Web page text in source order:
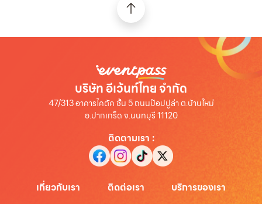
บริษัท อีเว้นท์ไทย จำกัด
47/313 อาคารไคตัค ชั้น 5 ถนนป๊อปปูล่า ต.บ้านใหม่
อ.ปากเกร็ด จ.นนทบุรี 11120
ติดตามเรา :
เกี่ยวกับเรา ติดต่อเรา บริการของเรา